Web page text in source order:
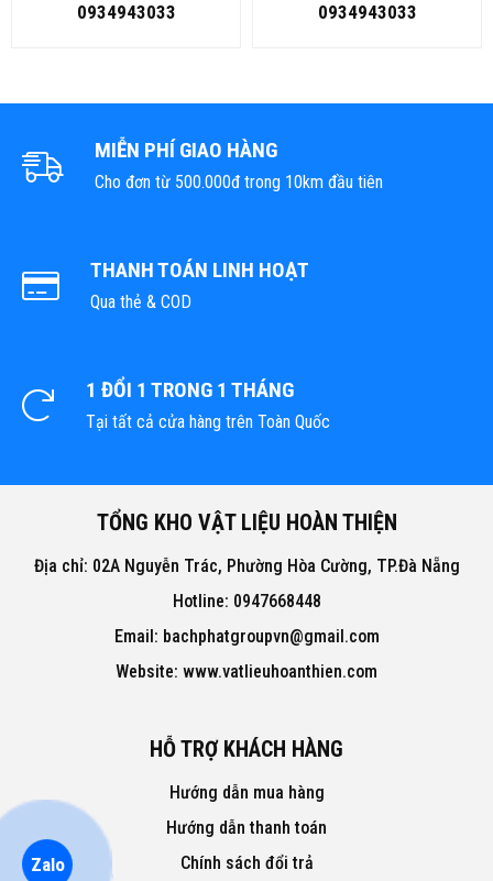
0934943033
0934943033
MIỄN PHÍ GIAO HÀNG
Cho đơn từ 500.000đ trong 10km đầu tiên
THANH TOÁN LINH HOẠT
Qua thẻ & COD
1 ĐỔI 1 TRONG 1 THÁNG
Tại tất cả cửa hàng trên Toàn Quốc
TỔNG KHO VẬT LIỆU HOÀN THIỆN
Địa chỉ: 02A Nguyễn Trác, Phường Hòa Cường, TP.Đà Nẵng
Hotline: 0947668448
Email: bachphatgroupvn@gmail.com
Website: www.vatlieuhoanthien.com
HỖ TRỢ KHÁCH HÀNG
Hướng dẫn mua hàng
Hướng dẫn thanh toán
Chính sách đổi trả
Zalo